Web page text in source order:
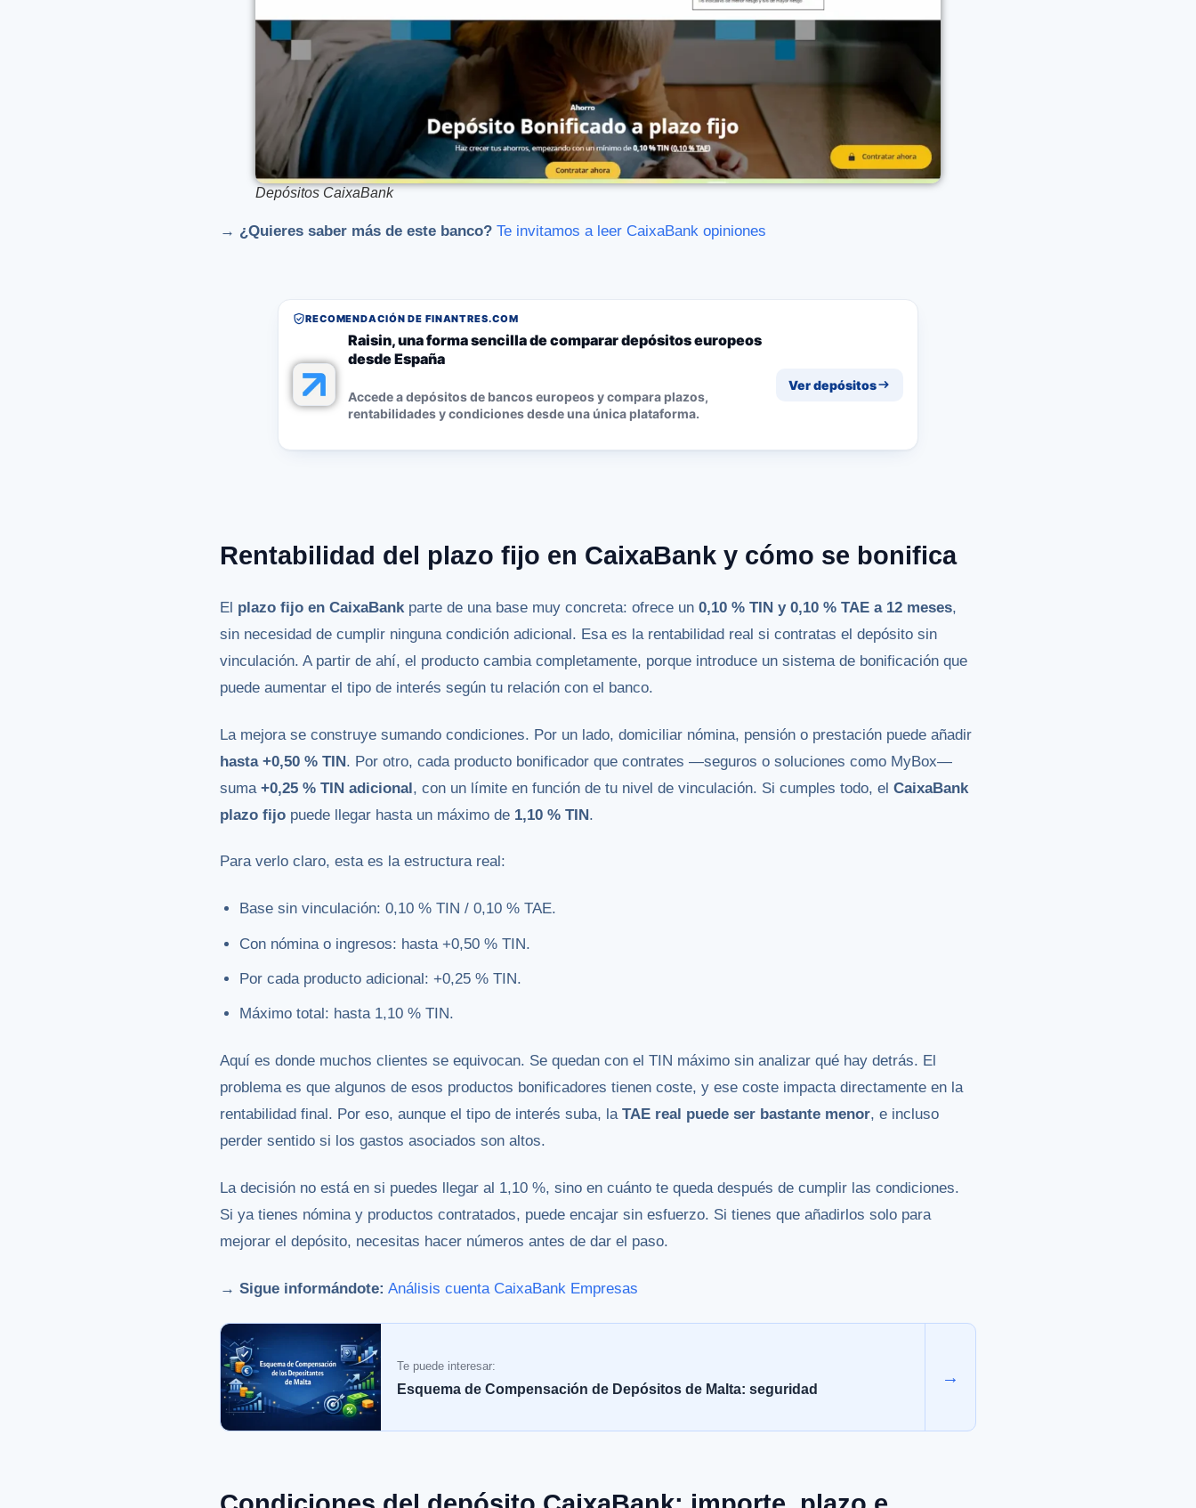
Depósitos CaixaBank
→ ¿Quieres saber más de este banco? Te invitamos a leer CaixaBank opiniones
RECOMENDACIÓN DE FINANTRES.COM
Raisin, una forma sencilla de comparar depósitos europeos
desde España
Accede a depósitos de bancos europeos y compara plazos,
rentabilidades y condiciones desde una única plataforma.
Ver depósitos
Rentabilidad del plazo fijo en CaixaBank y cómo se bonifica
El plazo fijo en CaixaBank parte de una base muy concreta: ofrece un 0,10 % TIN y 0,10 % TAE a 12 meses,
sin necesidad de cumplir ninguna condición adicional. Esa es la rentabilidad real si contratas el depósito sin
vinculación. A partir de ahí, el producto cambia completamente, porque introduce un sistema de bonificación que
puede aumentar el tipo de interés según tu relación con el banco.
La mejora se construye sumando condiciones. Por un lado, domiciliar nómina, pensión o prestación puede añadir
hasta +0,50 % TIN. Por otro, cada producto bonificador que contrates —seguros o soluciones como MyBox—
suma +0,25 % TIN adicional, con un límite en función de tu nivel de vinculación. Si cumples todo, el CaixaBank
plazo fijo puede llegar hasta un máximo de 1,10 % TIN.
Para verlo claro, esta es la estructura real:
Base sin vinculación: 0,10 % TIN / 0,10 % TAE.
Con nómina o ingresos: hasta +0,50 % TIN.
Por cada producto adicional: +0,25 % TIN.
Máximo total: hasta 1,10 % TIN.
Aquí es donde muchos clientes se equivocan. Se quedan con el TIN máximo sin analizar qué hay detrás. El
problema es que algunos de esos productos bonificadores tienen coste, y ese coste impacta directamente en la
rentabilidad final. Por eso, aunque el tipo de interés suba, la TAE real puede ser bastante menor, e incluso
perder sentido si los gastos asociados son altos.
La decisión no está en si puedes llegar al 1,10 %, sino en cuánto te queda después de cumplir las condiciones.
Si ya tienes nómina y productos contratados, puede encajar sin esfuerzo. Si tienes que añadirlos solo para
mejorar el depósito, necesitas hacer números antes de dar el paso.
→ Sigue informándote: Análisis cuenta CaixaBank Empresas
Te puede interesar:
Esquema de Compensación de Depósitos de Malta: seguridad
→